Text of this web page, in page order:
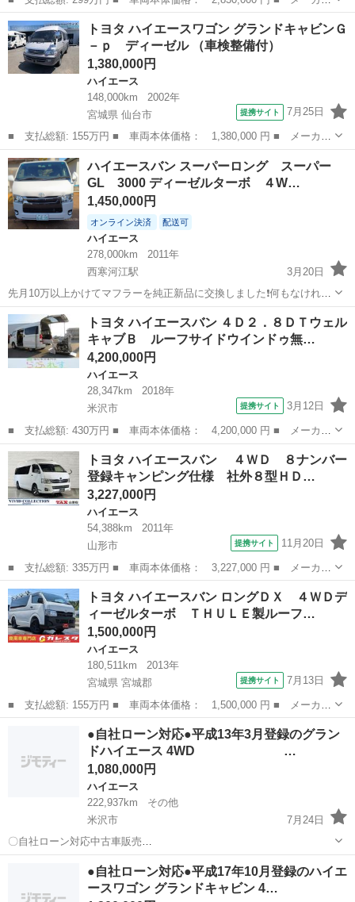
名： トヨタ ■ 車種名： ハイエースバン ■ グレード名： ロン
グスーパーＧＬマルチロールトランスポータタイプＩＩ ４ＷＤ モ
デリスタエ...
山形 山形市 ハイエース
トヨタ ハイエースワゴン グランドキャビンＧ
－ｐ ディーゼル （車検整備付）
1,380,000円
ハイエース
148,000km
2002年
宮城県 仙台市
提携サイト 7月25日
■ 支払総額: 155万円 ■ 車両本体価格： 1,380,000 円 ■ メーカー
名： トヨタ ■ 車種名： ハイエースワゴン ■ グレード名： グ
ランドキャビンＧ－ｐ ディーゼル ■ 排気量： 3000cc ■ ドア
枚...
宮城 仙台市 ハイエース
ハイエースバン スーパーロング スーパー
GL 3000 ディーゼルターボ ４W…
1,450,000円
オンライン決済 配送可
ハイエース
278,000km
2011年
西寒河江駅
3月20日
先月10万以上かけてマフラーを純正新品に交換しました❗何もなければ
当分交換必要ありません 平成23年式 車検令和８年12月 状態はエンジ
ン内装共に良好な状態です 走行距離は278000km商用車としてはまだ
まだ行けます 内装...
山形 寒河江市 西寒河江駅 ハイエース エンジン
トヨタ ハイエースバン ４Ｄ２．８ＤＴウェル
キャブＢ ルーフサイドウインドゥ無…
4,200,000円
ハイエース
28,347km
2018年
米沢市
提携サイト 3月12日
■ 支払総額: 430万円 ■ 車両本体価格： 4,200,000 円 ■ メーカー
名： トヨタ ■ 車種名： ハイエースバン ■ グレード名： ４Ｄ
２．８ＤＴウェルキャブＢ ルーフサイドウインドゥ無し 運転席／
助手席エア...
山形 米沢市 ハイエース
トヨタ ハイエースバン ４ＷＤ ８ナンバー
登録キャンピング仕様 社外８型ＨＤ…
3,227,000円
ハイエース
54,388km
2011年
山形市
提携サイト 11月20日
■ 支払総額: 335万円 ■ 車両本体価格： 3,227,000 円 ■ メーカー
名： トヨタ ■ 車種名： ハイエースバン ■ グレード名： ４
ＷＤ ８ナンバー登録キャンピング仕様 社外８型ＨＤＤナビ フル
セグ ＤＶ...
山形 山形市 ハイエース
トヨタ ハイエースバン ロングＤＸ ４ＷＤデ
ィーゼルターボ ＴＨＵＬＥ製ルーフ…
1,500,000円
ハイエース
180,511km
2013年
宮城県 宮城郡
提携サイト 7月13日
■ 支払総額: 155万円 ■ 車両本体価格： 1,500,000 円 ■ メーカー
名： トヨタ ■ 車種名： ハイエースバン ■ グレード名： ロン
グＤＸ ４ＷＤディーゼルターボ ＴＨＵＬＥ製ルーフキャリア Ｅ
ハイエース
●自社ローン対応●平成13年3月登録のグラン
ドハイエース 4WD …
1,080,000円
ハイエース
222,937km
その他
米沢市
7月24日
〇自社ローン対応中古車販売
〇 ☆どなたでも
ローン対応可能☆ １、勤続年数の短い方や自営業の方
２、パートをされる主婦の方や派遣社員の方 ...
ハイエース 車両
●自社ローン対応●平成17年10月登録のハイエ
ースワゴン グランドキャビン 4…